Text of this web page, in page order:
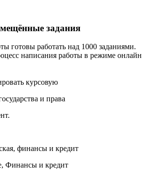
задания
готовы работать над 1000 заданиями.
написания работы в режиме онлайн
курсовую
и права
финансы и кредит
Финансы и кредит